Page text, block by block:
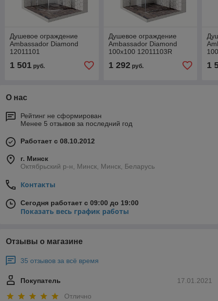
Душевое ограждение
Ambassador Diamond
12011101
1 501 руб.
Душевое ограждение
Ambassador Diamond
100х100 12011103R
1 292руб. 1
О нас
Рейтинг не сформирован
Менее 5 отзывов за последний год
Работает с 08.10.2012
г. Минск
Октябрьский р-н, Минск, Минск, Беларусь
Контакты
Сегодня работает с 09:00 до 19:00
Показать весь график работы
Отзывы о магазине
35 отзывов за всё время
17.01.2021
Покупатель
Отлично